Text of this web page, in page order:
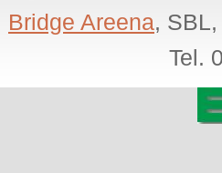
Bridge Areena,
Tel.